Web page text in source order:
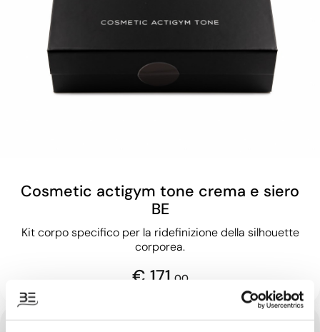
Cosmetic actigym tone crema e siero
BE
Kit corpo specifico per la ridefinizione della silhouette
corporea.
€ 171, 00